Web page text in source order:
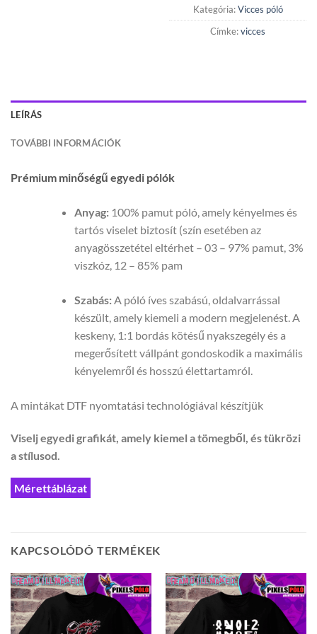
Kategória:Vicces póló
Címke:vicces
LEÍRÁS
TOVÁBBI INFORMÁCIÓK
Prémium minőségű egyedi pólók
Anyag:100% pamut póló, amely kényelmes és
tartós viselet biztosít (szín esetében az
anyagösszetétel eltérhet – 03 – 97% pamut, 3%
viszkóz, 12 – 85% pam
Szabás:A póló íves szabású, oldalvarrással
készült, amely kiemeli a modern megjelenést. A
keskeny, 1:1 bordás kötésű nyakszegély és a
megerősített vállpánt gondoskodik a maximális
kényelemről és hosszú élettartamról.
A mintákat DTF nyomtatási technológiával készítjük
Viselj egyedi grafikát, amely kiemel a tömegből, és tükrözi
a stílusod.
Mérettáblázat
KAPCSOLÓDÓ TERMÉKEK